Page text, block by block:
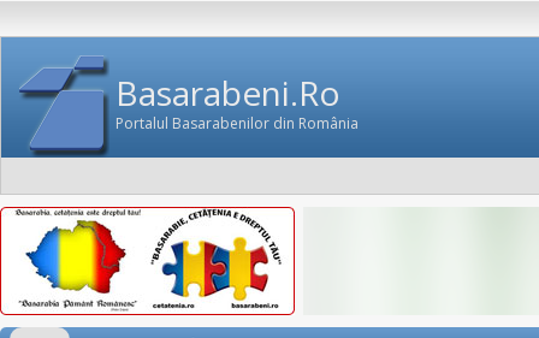
Basarabeni.Ro
Portalul Basarabenilor din România